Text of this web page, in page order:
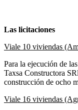
Las licitaciones
Viale 10 viviendas
Para la ejecución de
Taxsa Constructora
construcción de ocho
Viale 16 viviendas